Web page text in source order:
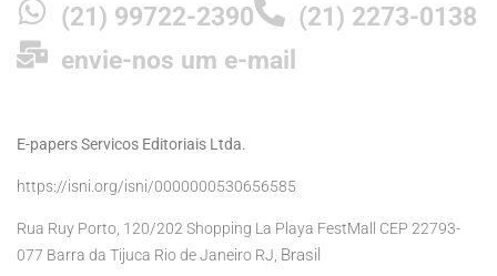
(21) 99722-2390
(21) 2273-0138
envie-nos um e-mail
E-papers Servicos Editoriais Ltda.
https://isni.org/isni/0000000530656585
Rua Ruy Porto, 120/202 Shopping La Playa FestMall CEP 22793-
077 Barra da Tijuca Rio de Janeiro RJ, Brasil